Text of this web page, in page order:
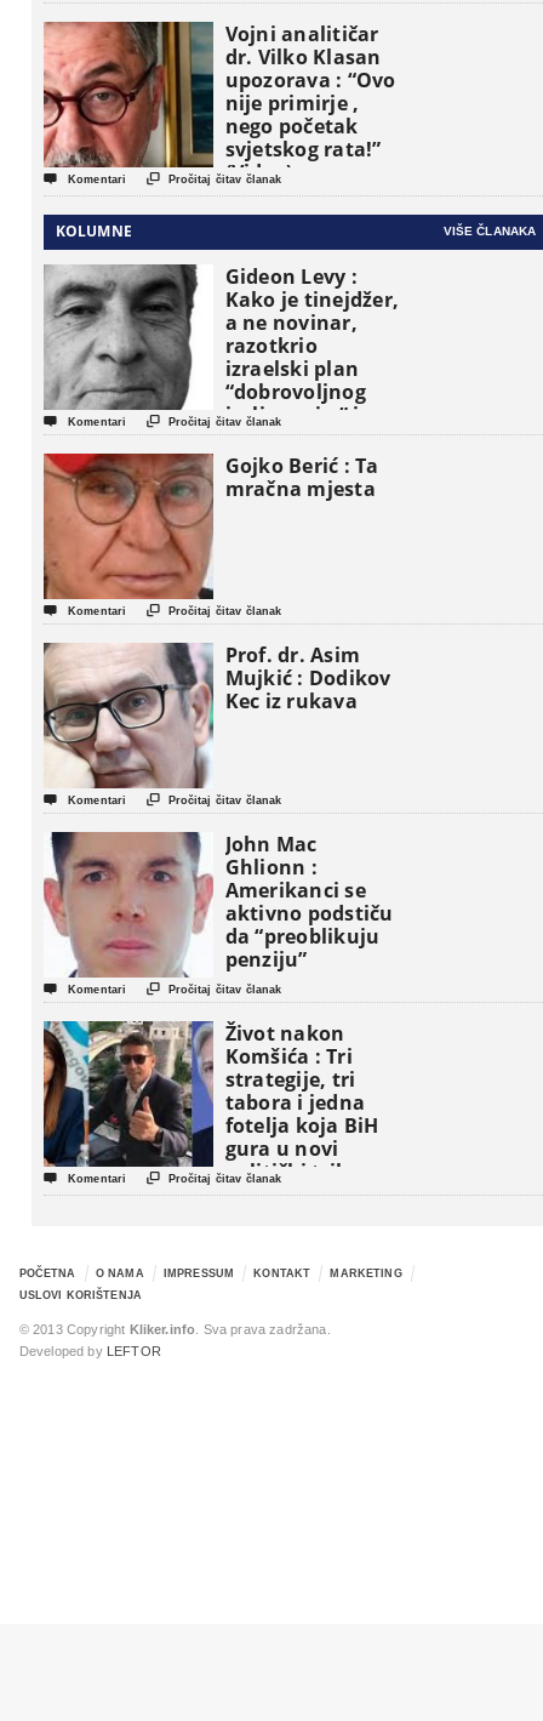
Vojni analitičar
dr. Vilko Klasan
upozorava : “Ovo
nije primirje ,
nego početak
svjetskog rata!”
(Video)
 Komentari  Pročitaj čitav članak
KOLUMNE VIŠE ČLANAKA
Gideon Levy :
Kako je tinejdžer,
a ne novinar,
razotkrio
izraelski plan
“dobrovoljnog
iseljavanja ” iz
Gaze
 Komentari  Pročitaj čitav članak
Gojko Berić : Ta
mračna mjesta
 Komentari  Pročitaj čitav članak
Prof. dr. Asim
Mujkić : Dodikov
Kec iz rukava
 Komentari  Pročitaj čitav članak
John Mac
Ghlionn :
Amerikanci se
aktivno podstiču
da “preoblikuju
penziju”
 Komentari  Pročitaj čitav članak
Život nakon
Komšića : Tri
strategije, tri
tabora i jedna
fotelja koja BiH
gura u novi
politički triler
 Komentari  Pročitaj čitav članak
POČETNA O NAMA IMPRESSUM KONTAKT
MARKETING
USLOVI KORIŠTENJA
© 2013 Copyright Kliker.info . Sva prava zadržana.
Developed by
LEFTOR